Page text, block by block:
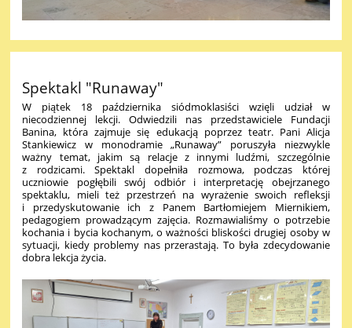
Spektakl "Runaway"
W piątek 18 października siódmoklasiści wzięli udział w
niecodziennej lekcji. Odwiedzili nas przedstawiciele Fundacji
Banina, która zajmuje się edukacją poprzez teatr. Pani Alicja
Stankiewicz w monodramie „Runaway” poruszyła niezwykle
ważny temat, jakim są relacje z innymi ludźmi, szczególnie
z rodzicami. Spektakl dopełniła rozmowa, podczas której
uczniowie pogłębili swój odbiór i interpretację obejrzanego
spektaklu, mieli też przestrzeń na wyrażenie swoich refleksji
i przedyskutowanie ich z Panem Bartłomiejem Miernikiem,
pedagogiem prowadzącym zajęcia. Rozmawialiśmy o potrzebie
kochania i bycia kochanym, o ważności bliskości drugiej osoby w
sytuacji, kiedy problemy nas przerastają. To była zdecydowanie
dobra lekcja życia.